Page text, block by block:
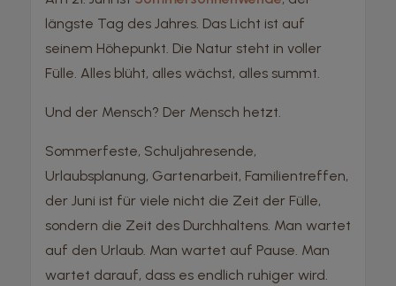
längste Tag des Jahres. Das Licht ist auf
seinem Höhepunkt. Die Natur steht in voller
Fülle. Alles blüht, alles wächst, alles summt.
Und der Mensch? Der Mensch hetzt.
Sommerfeste, Schuljahresende,
Urlaubsplanung, Gartenarbeit, Familientreffen,
der Juni ist für viele nicht die Zeit der Fülle,
sondern die Zeit des Durchhaltens. Man wartet
auf den Urlaub. Man wartet auf Pause. Man
wartet darauf, dass es endlich ruhiger wird.